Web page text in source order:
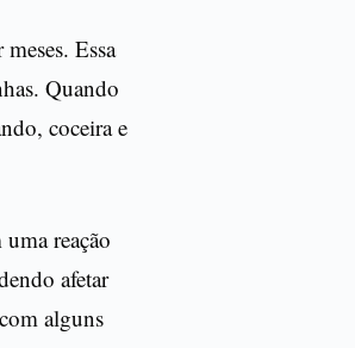
Essa
Quando
coceira e
reação
afetar
alguns